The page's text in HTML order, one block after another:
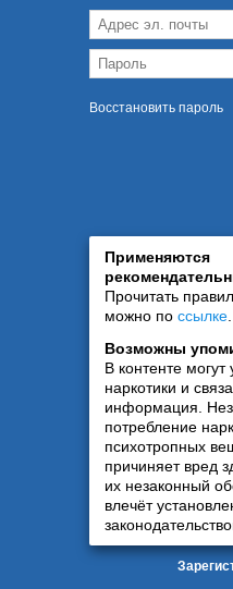
Восстановить пароль
Применяются
Прочитать
можно по ссылке
Возможны
В контенте могут
наркотики и
информация.
потребление
психотропных
причиняет вред
их незаконный
влечёт